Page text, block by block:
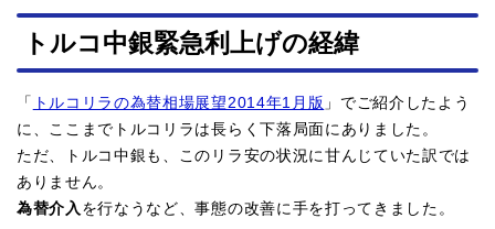
トルコ中銀緊急利上げの経緯
「 トルコリラの為替相場展望2014年1月版 」でご紹介したよう
に、ここまでトルコリラは長らく下落局面にありました。
ただ、トルコ中銀も、このリラ安の状況に甘んじていた訳では
ありません。
為替介入 を行なうなど、事態の改善に手を打ってきました。